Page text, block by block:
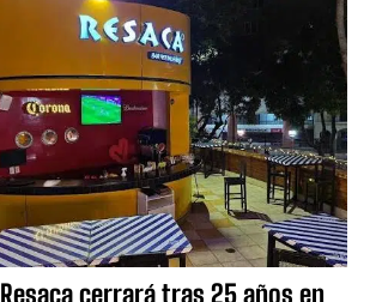
Resaca cerrará tras 25 años en